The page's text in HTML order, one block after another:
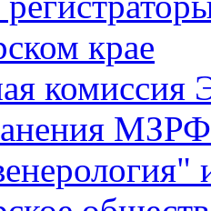
крае
комиссия